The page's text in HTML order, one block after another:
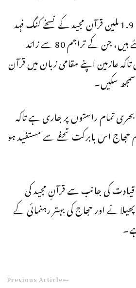
حکام کے مطابق تقریباً 1.9 ملین قرآن مجید کے نسخے کنگ فہد
کمپلیکس میں چھاپے گئے ہیں، جن کے تراجم 80 سے زائد
عازمین اپنے مقامی زبان میں قرآن
سمجھ سکیں۔
بحری تمام راستوں پر جاری ہے تاکہ
اس بابرکت تحفے سے مستفید ہو
کی جانب سے قرآنِ مجید کی
اور حجاج کی بہتر رہنمائی کے
Previous Article